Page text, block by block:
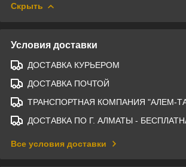
Скрыть
Условия доставки
ДОСТАВКА КУРЬЕРОМ
ДОСТАВКА ПОЧТОЙ
ТРАНСПОРТНАЯ КОМПАНИЯ "АЛЕМ-
ДОСТАВКА ПО Г. АЛМАТЫ -
Все условия доставки